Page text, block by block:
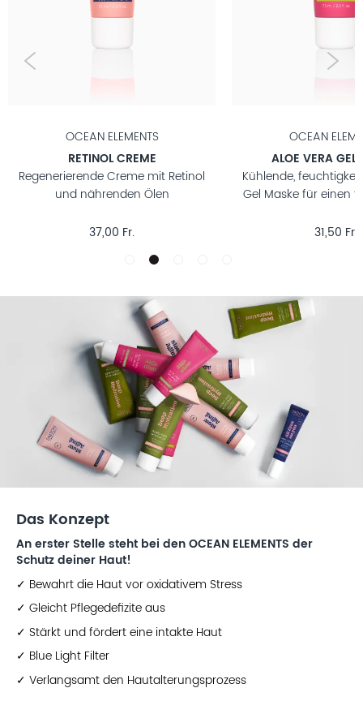
OCEAN ELEMENTS
ALOE VERA GEL MASKE
Kühlende, feuchtigkeitsspendende
Gel Maske für einen frischen Glow
31,50 Fr.
ANTI-
Aufhellende
Niacinamid
Das Konzept
An erster Stelle steht bei den OCEAN ELEMENTS der
Schutz deiner Haut!
✓ Bewahrt die Haut vor oxidativem Stress
✓ Gleicht Pflegedefizite aus
✓ Stärkt und fördert eine intakte Haut
✓ Blue Light Filter
✓ Verlangsamt den Hautalterungsprozess